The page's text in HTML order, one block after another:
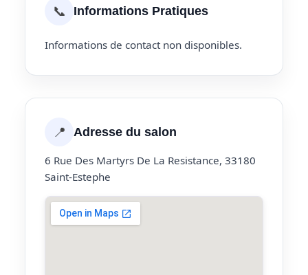
📞 Informations Pratiques
Informations de contact non disponibles.
📍 Adresse du salon
6 Rue Des Martyrs De La Resistance, 33180
Saint-Estephe